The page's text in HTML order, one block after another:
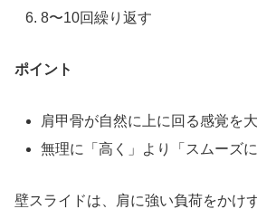
8〜10回繰り返す
ポイント
肩甲骨が自然に上に回る感覚を
無理に「高く」より「スムーズに
壁スライドは、肩に強い負荷をかけ